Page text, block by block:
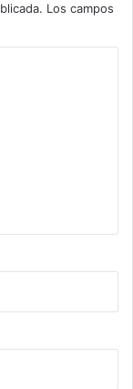
Los campos